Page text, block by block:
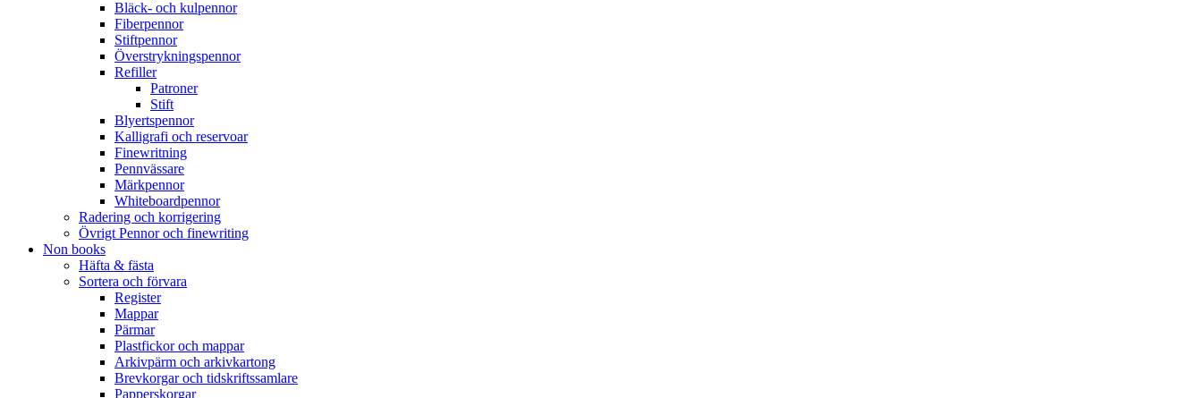
Bläck- och kulpennor
Fiberpennor
Stiftpennor
Överstrykningspennor
Refiller
Patroner
Stift
Blyertspennor
Kalligrafi och reservoar
Finewritning
Pennvässare
Märkpennor
Whiteboardpennor
Radering och korrigering
Övrigt Pennor och finewriting
Non books
Häfta & fästa
Sortera och förvara
Register
Mappar
Pärmar
Plastfickor och mappar
Arkivpärm och arkivkartong
Brevkorgar och tidskriftssamlare
Papperskorgar